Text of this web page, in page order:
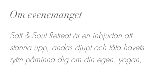
Om evenemanget
Salt & Soul Retreat är en inbjudan att
stanna upp, andas djupt och låta havets
rytm påminna dig om din egen. yogan,